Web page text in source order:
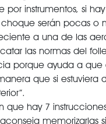
instrumentos, si
serán pocas o
a una de las
las normas del
porque ayuda a que
que si
hay 7